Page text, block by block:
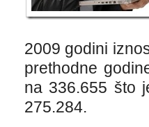
2009 godini
prethodne
na 336.655 što
275.284.